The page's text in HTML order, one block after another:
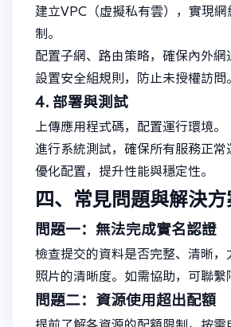
建立VPC（虛擬私有雲），實現
制。
配置子網、路由策略，確保內外網
設置安全組規則，防止未授權訪問
4. 部署與測試
上傳應用程式碼，配置運行環境。
進行系統測試，確保所有服務正常
優化配置，提升性能與穩定性。
四、常見問題與解決方
問題一：無法完成實名認證
檢查提交的資料是否完整、清晰，
照片的清晰度。如需協助，可聯繫
問題二：資源使用超出配額
提前了解各資源的配額限制，按需